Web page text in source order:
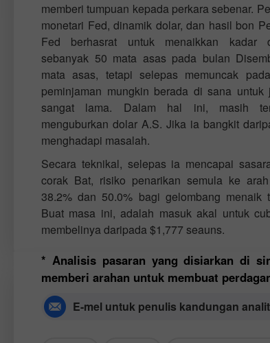
memberi tumpuan kepada perkara sebenar.
monetari Fed, dinamik dolar, dan hasil bon
Fed berhasrat untuk menaikkan kadar
sebanyak 50 mata asas pada bulan
mata asas, tetapi selepas memuncak
peminjaman mungkin berada di sana untuk
sangat lama. Dalam hal ini, masih
menguburkan dolar A.S. Jika ia bangkit
menghadapi masalah.
Secara teknikal, selepas ia mencapai
corak Bat, risiko penarikan semula ke
38.2% dan 50.0% bagi gelombang menaik
Buat masa ini, adalah masuk akal untuk
membelinya daripada $1,777 seauns.
* Analisis pasaran yang disiarkan di
memberi arahan untuk membuat
E-mel untuk penulis kandungan